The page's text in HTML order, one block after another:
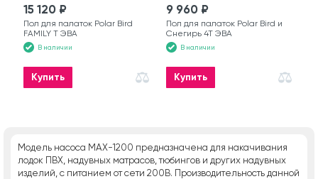
15 120 ₽
Пол для палаток Polar Bird
FAMILY T ЭВА
В наличии
Купить
9 960 ₽
Пол для палаток Polar Bird и
Снегирь 4T ЭВА
В наличии
Купить
Модель насоса MAX-1200 предназначена для накачивания
лодок ПВХ, надувных матрасов, тюбингов и других надувных
изделий, с питанием от сети 200B. Производительность данной